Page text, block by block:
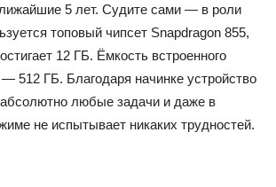
5 лет. Судите сами — в роли
топовый чипсет Snapdragon 855,
12 ГБ. Ёмкость встроенного
512 ГБ. Благодаря начинке устройство
любые задачи и даже в
не испытывает никаких трудностей.